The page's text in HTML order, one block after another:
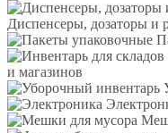
Диспенсеры, дозаторы и
и магазинов